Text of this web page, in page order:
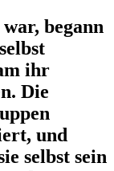
begann
ihr
Die
und
selbst sein